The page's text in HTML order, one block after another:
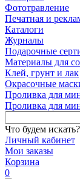
Фототравление
Печатная и
Каталоги
Журналы
Подарочные
Материалы для
Клей, грунт и лак
Окрасочные
Проливка для
Проливка для
Что будем искать?
Личный кабинет
Мои заказы
Корзина
0